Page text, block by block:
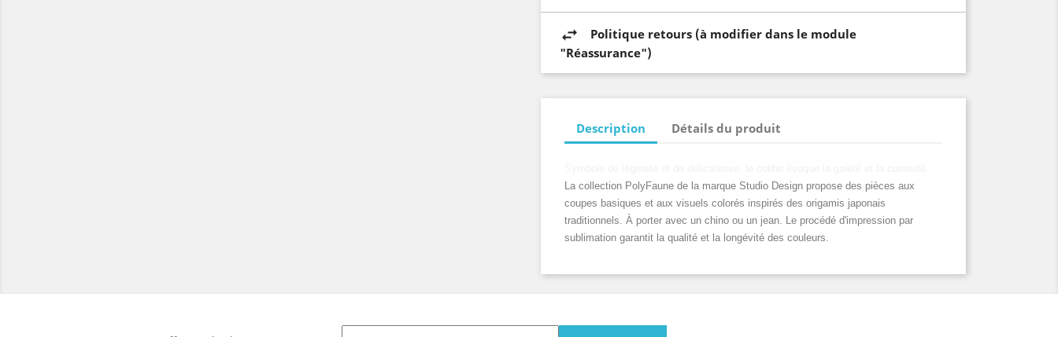
Politique retours (à modifier dans le module
"Réassurance")
Description Détails du produit
La collection PolyFaune de la marque Studio Design propose des pièces aux
coupes basiques et aux visuels colorés inspirés des origamis japonais
traditionnels. À porter avec un chino ou un jean. Le procédé d'impression par
sublimation garantit la qualité et la longévité des couleurs.